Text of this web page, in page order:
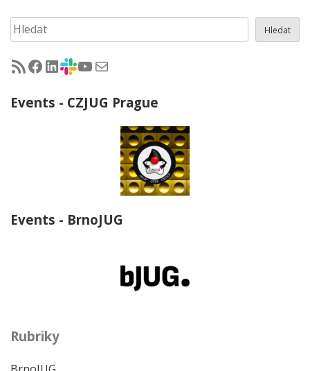
Hledat Hledat
RSS - články na jug.cz
Facebook skupina Czech Java User Group
LinkedIn skupina Czech Java User Group
CZJUG Slack fórum
CZJUG YouTube kanálCZJUG email
Events - CZJUG Prague
Events - BrnoJUG
Rubriky